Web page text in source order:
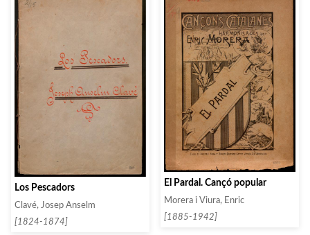
Los Pescadors
Clavé, Josep Anselm
[1824-1874]
El Pardal. Cançó popular
Morera i Viura, Enric
[1885-1942]